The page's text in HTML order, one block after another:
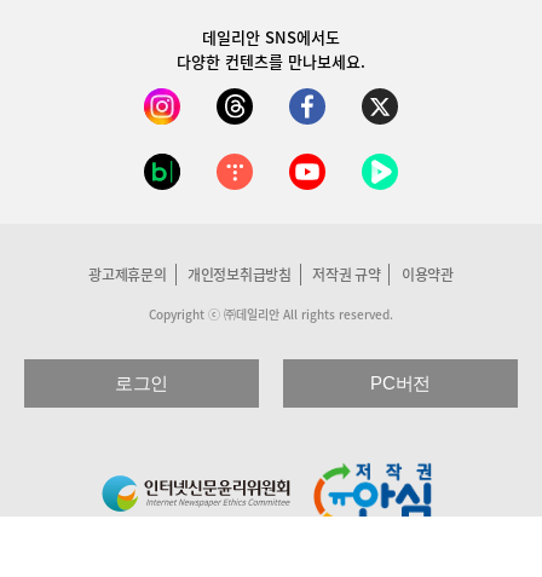
데일리안 SNS에서도
다양한 컨텐츠를 만나보세요.
광고제휴문의 개인정보취급방침 저작권 규약 이용약관
Copyright ⓒ ㈜데일리안 All rights reserved.
로그인 PC버전